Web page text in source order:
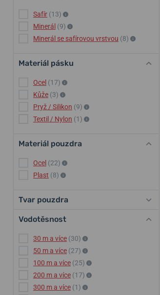
Safír (13)
Minerál (9)
Minerál se safírovou vrstvou (8)
Materiál pásku
Ocel (17)
Kůže (3)
Pryž / Silikon (9)
Textil / Nylon (1)
Materiál pouzdra
Ocel (22)
Plast (8)
Tvar pouzdra
Vodotěsnost
30 m a více (30)
50 m a více (27)
100 m a více (25)
200 m a více (17)
300 m a více (1)